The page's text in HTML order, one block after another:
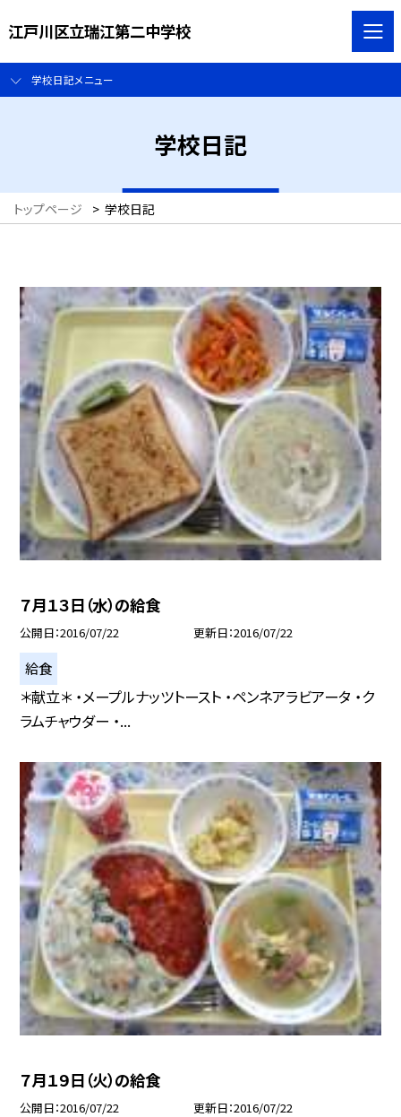
江戸川区立瑞江第二中学校
学校日記メニュー
学校日記
トップページ > 学校日記
７月１３日（水）の給食
公開日 2016/07/22 更新日 2016/07/22
給食
＊献立＊ ・メープルナッツトースト ・ペンネアラビアータ ・ク
ラムチャウダー ・...
７月１９日（火）の給食
公開日 2016/07/22 更新日 2016/07/22